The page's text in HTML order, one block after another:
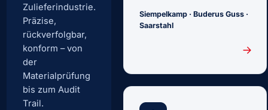
Zulieferindustrie.
Präzise,
rückverfolgbar,
konform – von
der
Materialprüfung
bis zum Audit
Trail.
Siempelkamp · Buderus Guss ·
Saarstahl